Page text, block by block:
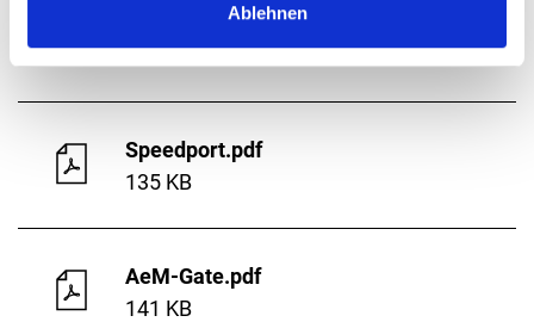
Ablehnen
AeM-Speedport.pdf
316 KB
Speedport.pdf
135 KB
AeM-Gate.pdf
141 KB